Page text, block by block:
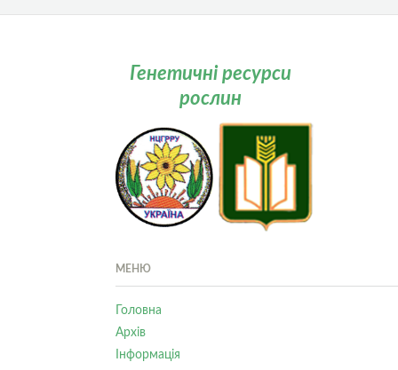
Генетичні ресурси
рослин
МЕНЮ
Головна
Архів
Інформація